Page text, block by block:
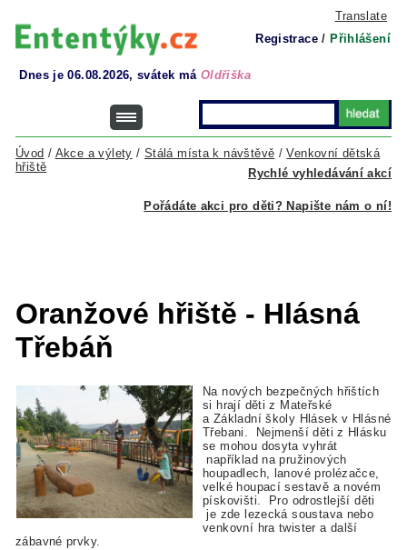
Translate
Registrace / Přihlášení
Dnes je 06.08.2026, svátek má Oldřiška
Rychlé vyhledávání akcí
Úvod / Akce a výlety / Stálá místa k návštěvě /Venkovní dětská
hřiště
Pořádáte akci pro děti? Napište nám o ní!
Oranžové hřiště - Hlásná
Třebáň
Na nových bezpečných hřištích
si hrají děti z Mateřské
a Základní školy Hlásek v Hlásné
Třebani. Nejmenší děti z Hlásku
se mohou dosyta vyhrát
například na pružinových
houpadlech, lanové prolézačce,
velké houpací sestavě a novém
pískovišti. Pro odrostlejší děti
je zde lezecká soustava nebo
venkovní hra twister a další
zábavné prvky.